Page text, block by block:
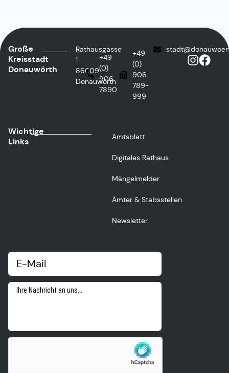
Große
Kreisstadt
Donauwörth
Rathausgasse
1
86609
Donauwörth
+49
(0)
906
7890
+49
(0)
906
789-
999
Wichtige
Links
Amtsblatt
Digitales Rathaus
Mängelmelder
Ämter & Stabsstellen
Newsletter